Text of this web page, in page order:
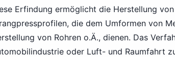
Erfindung ermöglicht die Herstellung
die dem Umformen von
von Rohren o.Ä., dienen. Das
oder Luft- und Raumfahrt